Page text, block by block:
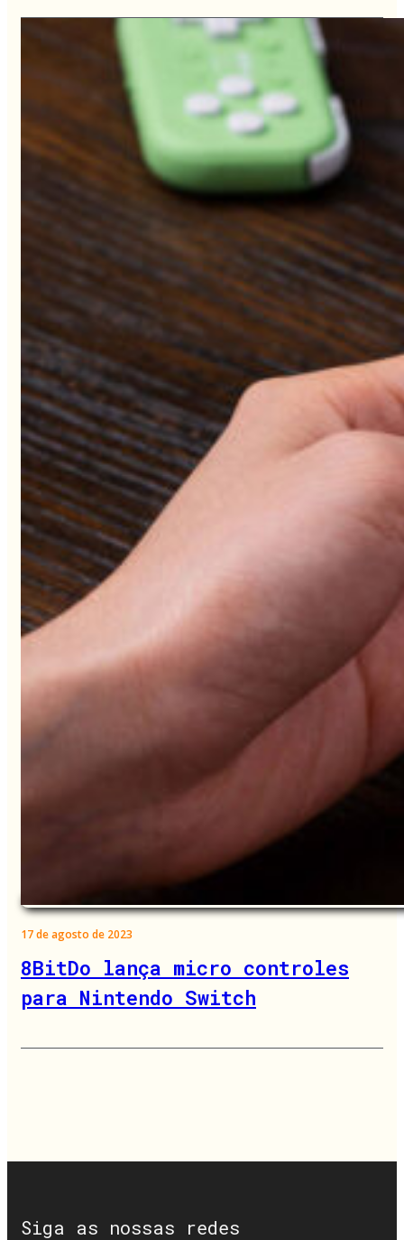
17 de agosto de 2023
8BitDo lança micro controles
para Nintendo Switch
Siga as nossas redes